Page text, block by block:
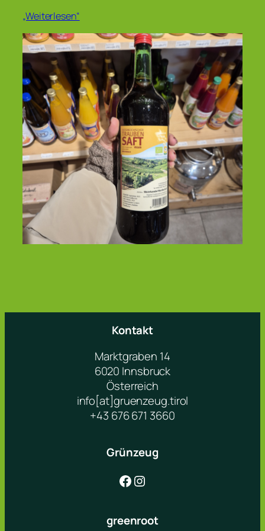
„Weiterlesen“
Kontakt
Marktgraben 14
6020 Innsbruck
Österreich
info[at]gruenzeug.tirol
+43 676 671 3660
Grünzeug
Facebook Instagram
greenroot